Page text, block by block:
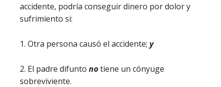
accidente, podría conseguir dinero por dolor y
sufrimiento si:
1. Otra persona causó el accidente; y
2. El padre difunto notiene un cónyuge
sobreviviente.